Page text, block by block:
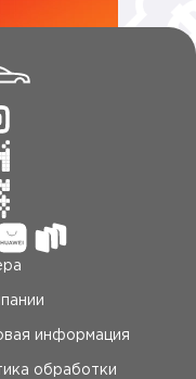
информация
обработки